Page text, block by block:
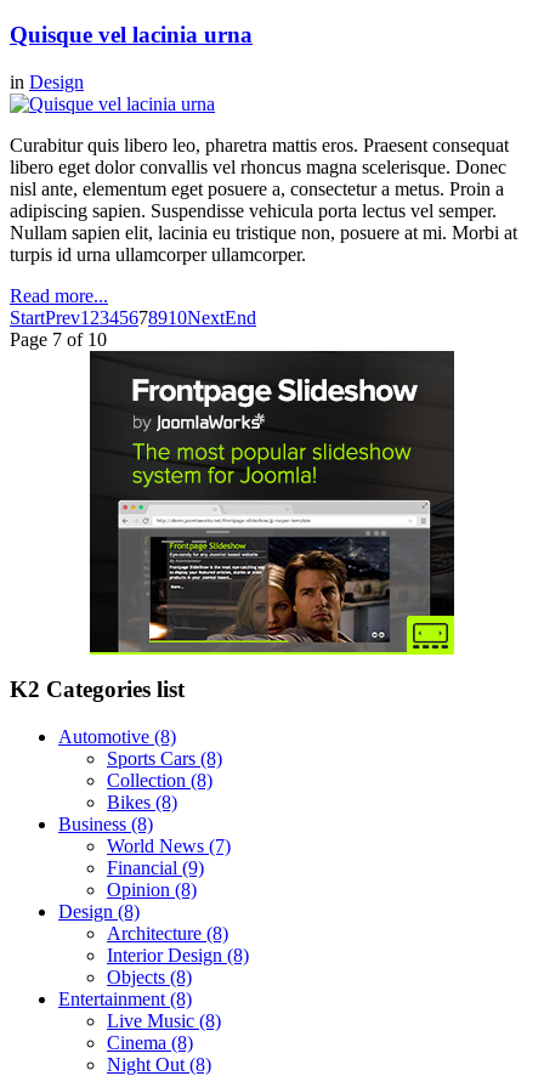
Quisque vel lacinia urna
in Design
Curabitur quis libero leo, pharetra mattis eros. Praesent consequat
libero eget dolor convallis vel rhoncus magna scelerisque. Donec
nisl ante, elementum eget posuere a, consectetur a metus. Proin a
adipiscing sapien. Suspendisse vehicula porta lectus vel semper.
Nullam sapien elit, lacinia eu tristique non, posuere at mi. Morbi at
turpis id urna ullamcorper ullamcorper.
Read more...
StartPrev1 2345678910NextEnd
Page 7 of 10
K2 Categories list
Automotive (8)
Sports Cars (8)
Collection (8)
Bikes (8)
Business (8)
World News (7)
Financial (9)
Opinion (8)
Design (8)
Architecture (8)
Interior Design (8)
Objects (8)
Entertainment (8)
Live Music (8)
Cinema (8)
Night Out (8)